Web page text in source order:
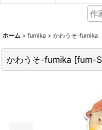
ホーム > fumika > かわうそ-fumika
かわうそ-fumika [fum-